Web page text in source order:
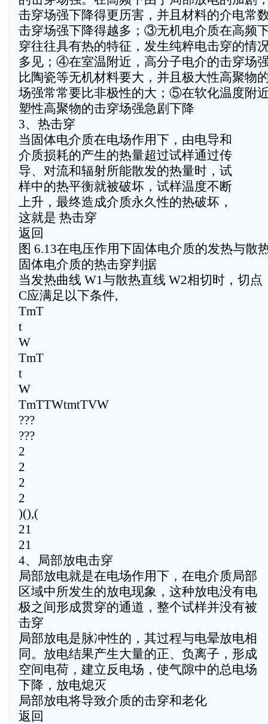
击穿场强下降得更历害，并且材料的介电常
击穿场强下降得越多；③无机电介质在高频
穿往往具有热的特征，发生纯粹电击穿的情
多见；④在室温附近，高分子电介的击穿场
比陶瓷等无机材料要大，并且极大性高聚物
场强常常要比非极性的大；⑤在软化温度附
塑性高聚物的击穿场强急剧下降
3、热击穿
当固体电介质在电场作用下，由电导和
介质损耗的产生的热量超过试样通过传
导、对流和辐射所能散发的热量时，试
样中的热平衡就被破坏，试样温度不断
上升，最终造成介质永久性的热破坏，
这就是 热击穿
返回
图 6.13在电压作用下固体电介质的发热与散
固体电介质的热击穿判据
当发热曲线 W1与散热直线 W2相切时，切点
C应满足以下条件,
TmT
t
W
TmT
t
W
TmTTWtmtTVW
???
???
2
2
2
2
)(),(
21
21
4、局部放电击穿
局部放电就是在电场作用下，在电介质局部
区域中所发生的放电现象，这种放电没有电
极之间形成贯穿的通道，整个试样并没有被
击穿
局部放电是脉冲性的，其过程与电晕放电相
同。放电结果产生大量的正、负离子，形成
空间电荷，建立反电场，使气隙中的总电场
下降，放电熄灭
局部放电将导致介质的击穿和老化
返回